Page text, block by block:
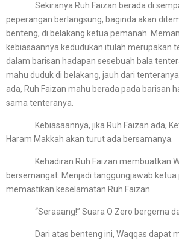
Sekiranya Ruh Faizan berada di
peperangan berlangsung, baginda akan
benteng, di belakang ketua pemanah.
kebiasaannya kedudukan itulah merupakan
dalam barisan hadapan sesebuah bala
mahu duduk di belakang, jauh dari
ada, Ruh Faizan mahu berada pada barisan
sama tenteranya.
Kebiasaannya, jika Ruh Faizan ada,
Haram Makkah akan turut ada bersamanya.
Kehadiran Ruh Faizan membuatkan
bersemangat. Menjadi tanggungjawab
memastikan keselamatan Ruh Faizan.
“Seraaang!” Suara O Zero bergema
Dari atas benteng ini, Waqqas dapat